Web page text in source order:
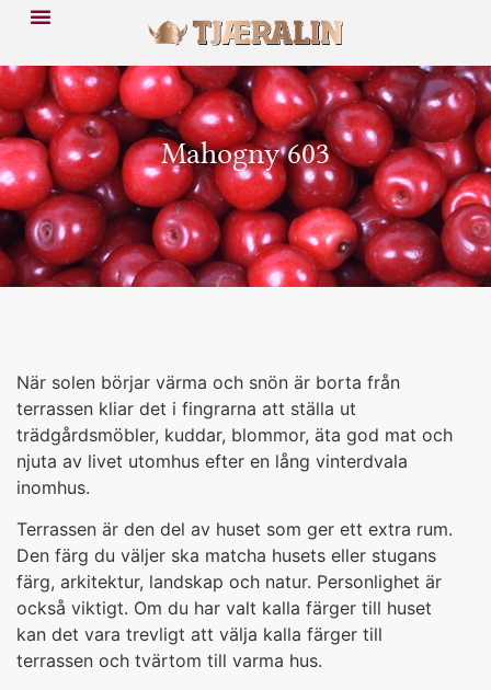
Mahogny 603
När solen börjar värma och snön är borta från
terrassen kliar det i fingrarna att ställa ut
trädgårdsmöbler, kuddar, blommor, äta god mat och
njuta av livet utomhus efter en lång vinterdvala
inomhus.
Terrassen är den del av huset som ger ett extra rum.
Den färg du väljer ska matcha husets eller stugans
färg, arkitektur, landskap och natur. Personlighet är
också viktigt. Om du har valt kalla färger till huset
kan det vara trevligt att välja kalla färger till
terrassen och tvärtom till varma hus.